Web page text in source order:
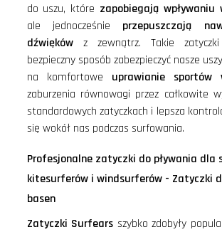
do uszu, które zapobiegają
ale jednocześnie przepuszczają
dźwiękówz zewnątrz. Takie
bezpieczny sposób zabezpieczyć nasze
na komfortowe uprawianie sportów
zaburzenia równowagi przez całkowite
standardowych zatyczkach i lepsza
się wokół nas podczas surfowania.
Profesjonalne zatyczki do pływania dla
kitesurferów i windsurferów - Zatyczki
basen
Zatyczki Surfears szybko zdobyły